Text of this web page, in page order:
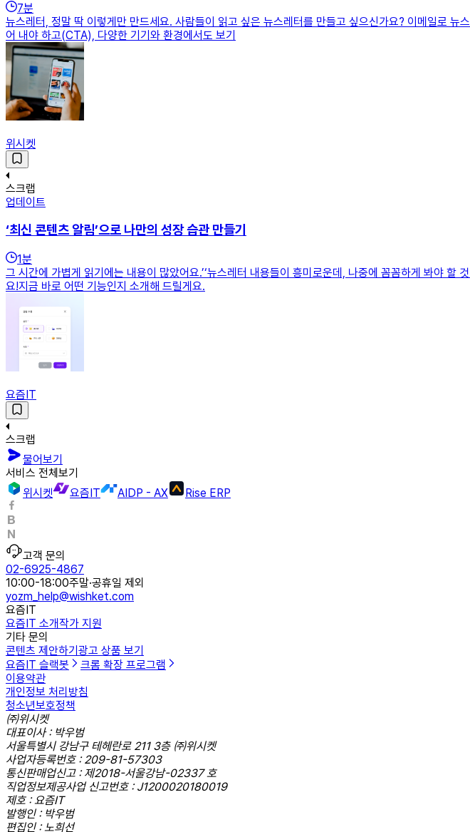
7분
뉴스레터, 정말 딱 이렇게만 만드세요. 사람들이 읽고 싶은 뉴스레터를 만들고 싶으신가요? 이메일로
어 내야 하고(CTA), 다양한 기기와 환경에서도 보기
위시켓
스크랩
업데이트
‘최신 콘텐츠 알림’으로 나만의 성장 습관 만들기
1분
그 시간에 가볍게 읽기에는 내용이 많았어요.’‘뉴스레터 내용들이 흥미로운데, 나중에 꼼꼼하게 봐야 할
요!지금 바로 어떤 기능인지 소개해 드릴게요.
요즘IT
스크랩
물어보기
서비스 전체보기
위시켓
요즘IT AIDP - AX Rise ERP
고객 문의
02-6925-4867
10:00-18:00주말·공휴일 제외
yozm_help@wishket.com
요즘IT
요즘IT 소개작가 지원
기타 문의
콘텐츠 제안하기 광고 상품 보기
요즘IT 슬랙봇
크롬 확장 프로그램
이용약관
개인정보 처리방침
청소년보호정책
㈜위시켓
대표이사 : 박우범
서울특별시 강남구 테헤란로 211 3층 ㈜위시켓
사업자등록번호 : 209-81-57303
통신판매업신고 : 제2018-서울강남-02337 호
직업정보제공사업 신고번호 : J1200020180019
제호 : 요즘IT
발행인 : 박우범
편집인 : 노희선